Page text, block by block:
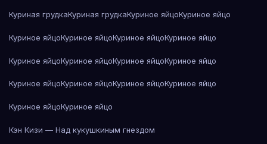
Куриная грудкаКуриная грудкаКуриное яйцоКуриное яйцо
Куриное яйцоКуриное яйцоКуриное яйцоКуриное яйцо
Куриное яйцоКуриное яйцоКуриное яйцоКуриное яйцо
Куриное яйцоКуриное яйцоКуриное яйцоКуриное яйцо
Куриное яйцоКуриное яйцо
Кэн Кизи — Над кукушкиным гнездом